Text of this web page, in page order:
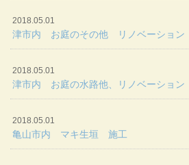
2018.05.01
津市内 お庭のその他 リノベーション
2018.05.01
津市内 お庭の水路他、リノベーション
2018.05.01
亀山市内 マキ生垣 施工